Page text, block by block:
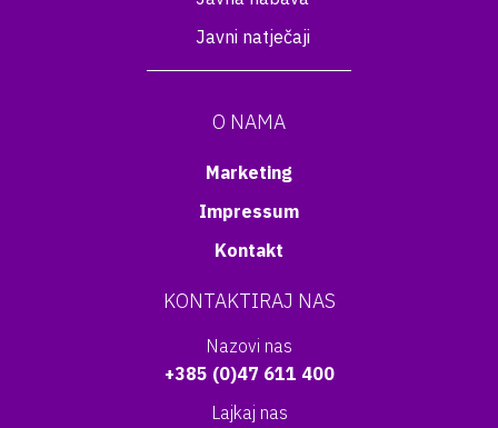
Javni natječaji
O NAMA
Marketing
Impressum
Kontakt
KONTAKTIRAJ NAS
Nazovi nas
+385 (0)47 611 400
Lajkaj nas